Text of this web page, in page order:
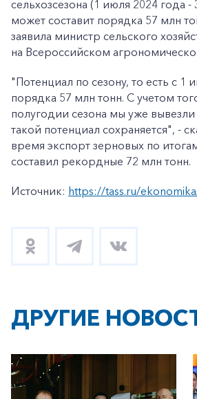
сельхозсезона (1 июля 2024 года
может составит порядка 57 млн
заявила министр сельского
на Всероссийском
"Потенциал по сезону, то есть с
порядка 57 млн тонн. С учетом
полугодии сезона мы уже вывезли
такой потенциал сохраняется", -
время экспорт зерновых по
составил рекордные 72 млн тонн.
Источник: https://tass.ru/
ДРУГИЕ